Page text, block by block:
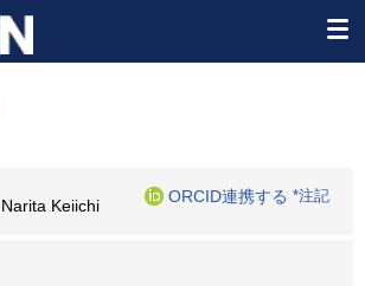
Narita Keiichi
ORCID連携する *注記